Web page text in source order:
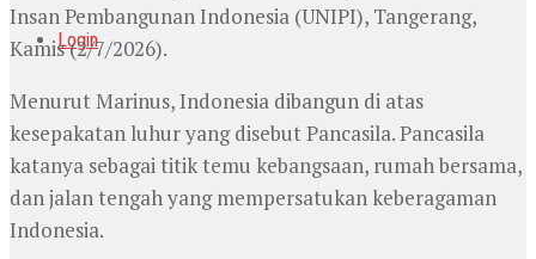
Login
Insan Pembangunan Indonesia (UNIPI), Tangerang,
Kamis (2/7/2026).
Menurut Marinus, Indonesia dibangun di atas
kesepakatan luhur yang disebut Pancasila. Pancasila
katanya sebagai titik temu kebangsaan, rumah bersama,
dan jalan tengah yang mempersatukan keberagaman
Indonesia.